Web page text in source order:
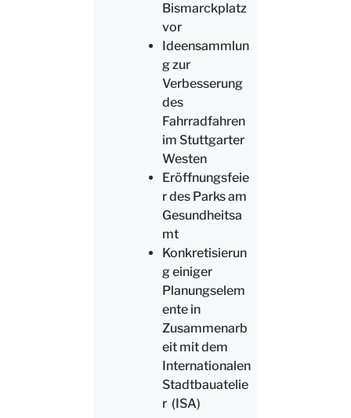
Bismarckplatz
vor
Ideensammlun
g zur
Verbesserung
des
Fahrradfahren
im Stuttgarter
Westen
Eröffnungsfeie
r des Parks am
Gesundheitsa
mt
Konkretisierun
g einiger
Planungselem
ente in
Zusammenarb
eit mit dem
Internationalen
Stadtbauatelie
r (ISA)